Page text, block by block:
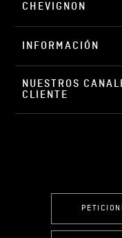
CHEVIGNON
INFORMACIÓN
NUESTROS
CLIENTE